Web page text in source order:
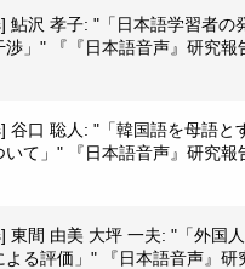
鮎沢 孝子: "「日本語学習者の
渉」" 『『日本語音声』研究報
谷口 聡人: "「韓国語を母語と
いて」" 『日本語音声』研究報
東間 由美 大坪 一夫: "「外国
よる評価」" 『日本語音声』研